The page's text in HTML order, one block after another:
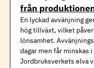
från
En lyckad avvänjning
hög tillväxt, vilket
lönsamhet.
dagar men får minskas
Jordbruksverkets elva